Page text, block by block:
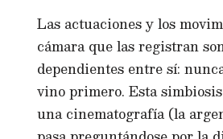
Las actuaciones y los
cámara que las registran
dependientes entre sí:
vino primero. Esta
una cinematografía (la